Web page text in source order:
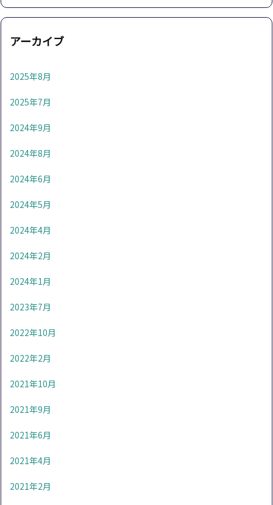
アーカイブ
2025年8月
2025年7月
2024年9月
2024年8月
2024年6月
2024年5月
2024年4月
2024年2月
2024年1月
2023年7月
2022年10月
2022年2月
2021年10月
2021年9月
2021年6月
2021年4月
2021年2月